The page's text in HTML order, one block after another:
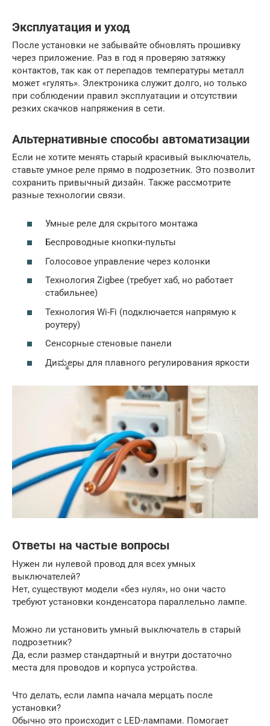
Эксплуатация и уход
После установки не забывайте обновлять прошивку
через приложение. Раз в год я проверяю затяжку
контактов, так как от перепадов температуры металл
может «гулять». Электроника служит долго, но только
при соблюдении правил эксплуатации и отсутствии
резких скачков напряжения в сети.
Альтернативные способы автоматизации
Если не хотите менять старый красивый выключатель,
ставьте умное реле прямо в подрозетник. Это позволит
сохранить привычный дизайн. Также рассмотрите
разные технологии связи.
Умные реле для скрытого монтажа
Беспроводные кнопки-пульты
Голосовое управление через колонки
Технология Zigbee (требует хаб, но работает
стабильнее)
Технология Wi-Fi (подключается напрямую к
роутеру)
Сенсорные стеновые панели
Диಮ್ಮеры для плавного регулирования яркости
Ответы на частые вопросы
Нужен ли нулевой провод для всех умных
выключателей?
Нет, существуют модели «без нуля», но они часто
требуют установки конденсатора параллельно лампе.
Можно ли установить умный выключатель в старый
подрозетник?
Да, если размер стандартный и внутри достаточно
места для проводов и корпуса устройства.
Что делать, если лампа начала мерцать после
установки?
Обычно это происходит с LED-лампами. Помогает